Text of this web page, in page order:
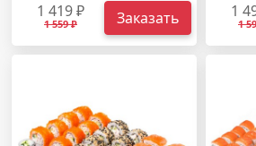
1 419 ₽
1 559 ₽ Заказать 1
1